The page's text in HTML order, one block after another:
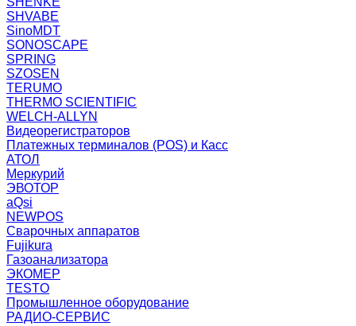
SHVABE
SinoMDT
SONOSCAPE
SPRING
SZOSEN
TERUMO
THERMO SCIENTIFIC
WELCH-ALLYN
Видеорегистраторов
Платежных терминалов (POS) и Касс
АТОЛ
Меркурий
ЭВОТОР
aQsi
NEWPOS
Сварочных аппаратов
Fujikura
Газоанализатора
ЭКОМЕР
TESTO
Промышленное оборудование
РАДИО-СЕРВИС